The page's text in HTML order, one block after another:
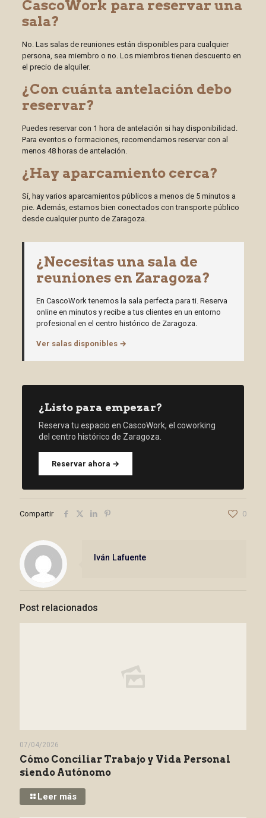
CascoWork para reservar una
sala?
No. Las salas de reuniones están disponibles para cualquier
persona, sea miembro o no. Los miembros tienen descuento en
el precio de alquiler.
¿Con cuánta antelación debo
reservar?
Puedes reservar con 1 hora de antelación si hay disponibilidad.
Para eventos o formaciones, recomendamos reservar con al
menos 48 horas de antelación.
¿Hay aparcamiento cerca?
Sí, hay varios aparcamientos públicos a menos de 5 minutos a
pie. Además, estamos bien conectados con transporte público
desde cualquier punto de Zaragoza.
¿Necesitas una sala de
reuniones en Zaragoza?
En CascoWork tenemos la sala perfecta para ti. Reserva
online en minutos y recibe a tus clientes en un entorno
profesional en el centro histórico de Zaragoza.
Ver salas disponibles →
¿Listo para empezar?
Reserva tu espacio en CascoWork, el coworking
del centro histórico de Zaragoza.
Reservar ahora →
Compartir 0
Iván Lafuente
Post relacionados
07/04/2026
Cómo Conciliar Trabajo y Vida Personal
siendo Autónomo
Leer más